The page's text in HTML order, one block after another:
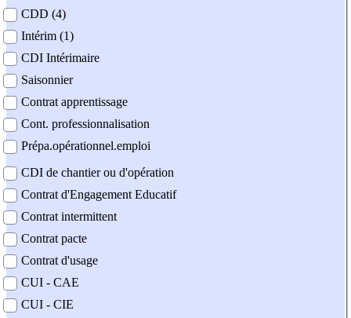
CDD (4)
Intérim (1)
CDI Intérimaire
Saisonnier
Contrat apprentissage
Cont. professionnalisation
Prépa.opérationnel.emploi
CDI de chantier ou d'opération
Contrat d'Engagement Educatif
Contrat intermittent
Contrat pacte
Contrat d'usage
CUI - CAE
CUI - CIE